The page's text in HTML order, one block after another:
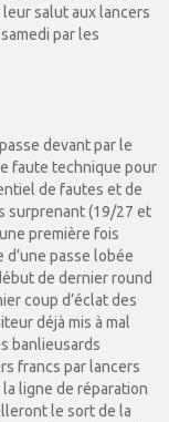
salut aux lancers
par les
devant par le
faute technique pour
de fautes et de
surprenant (19/27 et
première fois
d’une passe lobée
de dernier round
coup d’éclat des
déjà mis à mal
banlieusards
francs par lancers
ligne de réparation
le sort de la